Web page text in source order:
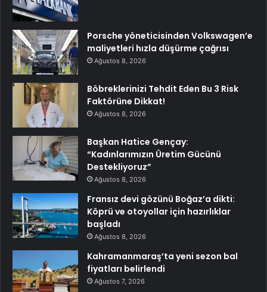
Porsche yöneticisinden Volkswagen’e
maliyetleri hızla düşürme çağrısı
Ağustos 8, 2026
Böbreklerinizi Tehdit Eden Bu 3 Risk
Faktörüne Dikkat!
Ağustos 8, 2026
Başkan Hatice Gençay:
“Kadınlarımızın Üretim Gücünü
Destekliyoruz”
Ağustos 8, 2026
Fransız devi gözünü Boğaz’a dikti:
Köprü ve otoyollar için hazırlıklar
başladı
Ağustos 8, 2026
Kahramanmaraş’ta yeni sezon bal
fiyatları belirlendi
Ağustos 7, 2026